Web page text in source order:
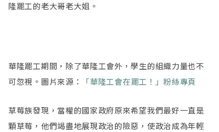
隆罷工的老大哥老大姐。
華隆罷工期間，除了華隆工會外，學生的組織力量也不
可忽視。圖片來源：
「華隆工會在罷工！」粉絲專頁
草莓族發現，當權的國家政府原來希望我們最好一直是
顆草莓，他們竭盡地展現政治的險惡，使政治成為年輕